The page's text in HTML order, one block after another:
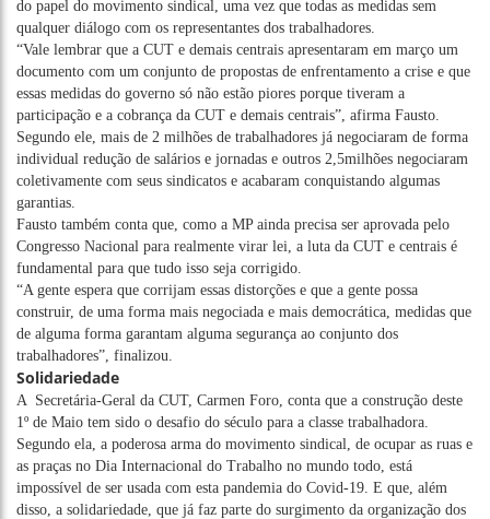
do papel do movimento sindical, uma vez que todas as medidas sem
qualquer diálogo com os representantes dos trabalhadores.
“Vale lembrar que a CUT e demais centrais apresentaram em março um
documento com um conjunto de propostas de enfrentamento a crise e que
essas medidas do governo só não estão piores porque tiveram a
participação e a cobrança da CUT e demais centrais”, afirma Fausto.
Segundo ele, mais de 2 milhões de trabalhadores já negociaram de forma
individual redução de salários e jornadas e outros 2,5milhões negociaram
coletivamente com seus sindicatos e acabaram conquistando algumas
garantias.
Fausto também conta que, como a MP ainda precisa ser aprovada pelo
Congresso Nacional para realmente virar lei, a luta da CUT e centrais é
fundamental para que tudo isso seja corrigido.
“A gente espera que corrijam essas distorções e que a gente possa
construir, de uma forma mais negociada e mais democrática, medidas que
de alguma forma garantam alguma segurança ao conjunto dos
trabalhadores”, finalizou.
Solidariedade
A Secretária-Geral da CUT, Carmen Foro, conta que a construção deste
1º de Maio tem sido o desafio do século para a classe trabalhadora.
Segundo ela, a poderosa arma do movimento sindical, de ocupar as ruas e
as praças no Dia Internacional do Trabalho no mundo todo, está
impossível de ser usada com esta pandemia do Covid-19. E que, além
disso, a solidariedade, que já faz parte do surgimento da organização dos